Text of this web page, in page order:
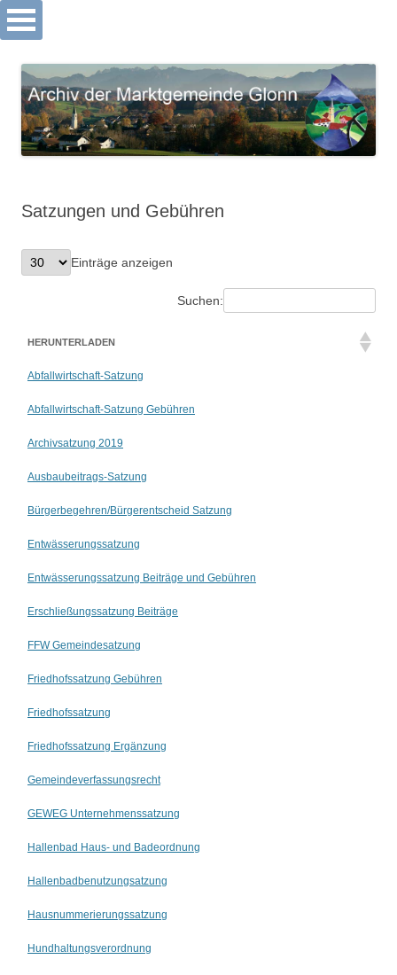
Archiv Markt Glonn
zum
Inhalt
Satzungen und Gebühren
Einträge anzeigen
Suchen:
HERUNTERLADEN
Abfallwirtschaft-Satzung
Abfallwirtschaft-Satzung Gebühren
Archivsatzung 2019
Ausbaubeitrags-Satzung
Bürgerbegehren/Bürgerentscheid Satzung
Entwässerungssatzung
Entwässerungssatzung Beiträge und Gebühren
Erschließungssatzung Beiträge
FFW Gemeindesatzung
Friedhofssatzung Gebühren
Friedhofssatzung
Friedhofssatzung Ergänzung
Gemeindeverfassungsrecht
GEWEG Unternehmenssatzung
Hallenbad Haus- und Badeordnung
Hallenbadbenutzungsatzung
Hausnummerierungssatzung
Hundhaltungsverordnung